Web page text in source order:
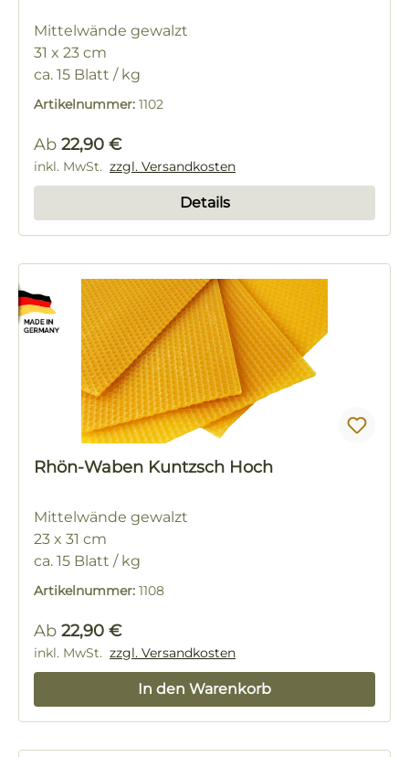
Mittelwände gewalzt
31 x 23 cm
ca. 15 Blatt / kg
Artikelnummer: 1102
Regulärer Preis:
Ab 22,90 €
inkl. MwSt. zzgl. Versandkosten
Details
Rhön-Waben Kuntzsch Hoch
Mittelwände gewalzt
23 x 31 cm
ca. 15 Blatt / kg
Artikelnummer: 1108
Regulärer Preis:
Ab 22,90 €
inkl. MwSt. zzgl. Versandkosten
In den Warenkorb